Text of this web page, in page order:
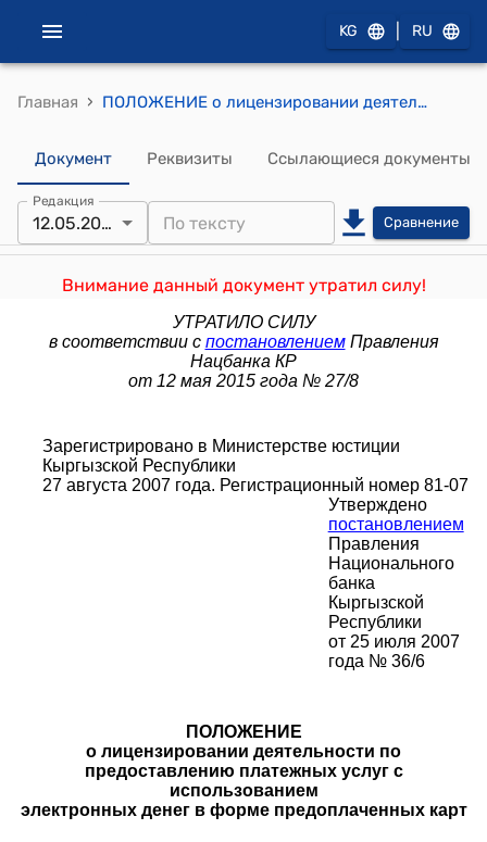
KG RU
Главная › ПОЛОЖЕНИЕ о лицензировании деятельности по предоставлению платежных услуг с использованием электронных денег в форме предоплаченных карт (утверждено постановлением Правления Национального банка Кыргызской Республики от 25 июля 2007 года № 36/6)
Документ Реквизиты Ссылающиеся документы
Редакция
12.05.2015 Сравнение
Внимание данный документ утратил силу!